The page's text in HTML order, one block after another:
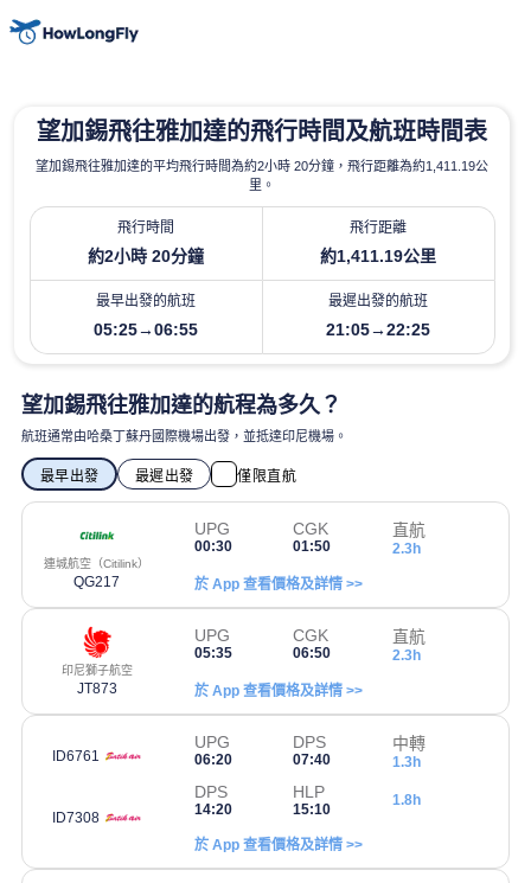
望加錫飛往雅加達的飛行時間及航班時間表
望加錫飛往雅加達的平均飛行時間為約2小時 20分鐘，飛行距離為約1,411.19公
里。
飛行時間
約2小時 20分鐘
飛行距離
約1,411.19公里
最早出發的航班
05:25→06:55
最遲出發的航班
21:05→22:25
望加錫飛往雅加達的航程為多久？
航班通常由哈桑丁蘇丹國際機場出發，並抵達印尼機場。
最早出發 最遲出發 僅限直航
連城航空（Citilink）
QG217
UPG
00:30
CGK
01:50
直航
2.3h
於 App 查看價格及詳情 >>
印尼獅子航空
JT873
UPG
05:35
CGK
06:50
直航
2.3h
於 App 查看價格及詳情 >>
ID6761
UPG
06:20
DPS
07:40
中轉
1.3h
ID7308
DPS
14:20
HLP
15:10
1.8h
於 App 查看價格及詳情 >>